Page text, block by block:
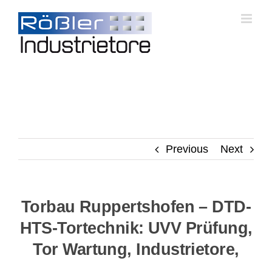
content
Previous Next
Torbau Ruppertshofen – DTD-
HTS-Tortechnik: UVV Prüfung,
Tor Wartung, Industrietore,